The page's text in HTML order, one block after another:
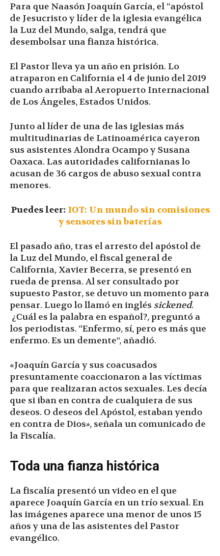
Hora
Para que Naasón Joaquín García, el “apóstol
de Jesucristo y líder de la iglesia evangélica
la Luz del Mundo, salga, tendrá que
desembolsar una fianza histórica.
El Pastor lleva ya un año en prisión. Lo
atraparon en California el 4 de junio del 2019
cuando arribaba al Aeropuerto Internacional
de Los Ángeles, Estados Unidos.
Junto al líder de una de las iglesias más
multitudinarias de Latinoamérica cayeron
sus asistentes Alondra Ocampo y Susana
Oaxaca. Las autoridades californianas lo
acusan de 36 cargos de abuso sexual contra
menores.
Puedes leer: IOT: Un mundo sin comisiones
y sensores sin baterías
El pasado año, tras el arresto del apóstol de
la Luz del Mundo, el fiscal general de
California, Xavier Becerra, se presentó en
rueda de prensa. Al ser consultado por
supuesto Pastor, se detuvo un momento para
pensar. Luego lo llamó en inglés sickened.
¿Cuál es la palabra en español?, preguntó a
los periodistas. “Enfermo, sí, pero es más que
enfermo. Es un demente”, añadió.
«Joaquín García y sus coacusados
presuntamente coaccionaron a las víctimas
para que realizaran actos sexuales. Les decía
que si iban en contra de cualquiera de sus
deseos. O deseos del Apóstol, estaban yendo
en contra de Dios», señala un comunicado de
la Fiscalía.
Toda una fianza histórica
La fiscalía presentó un video en el que
aparece Joaquín García en un trío sexual. En
las imágenes aparece una menor de unos 15
años y una de las asistentes del Pastor
evangélico.